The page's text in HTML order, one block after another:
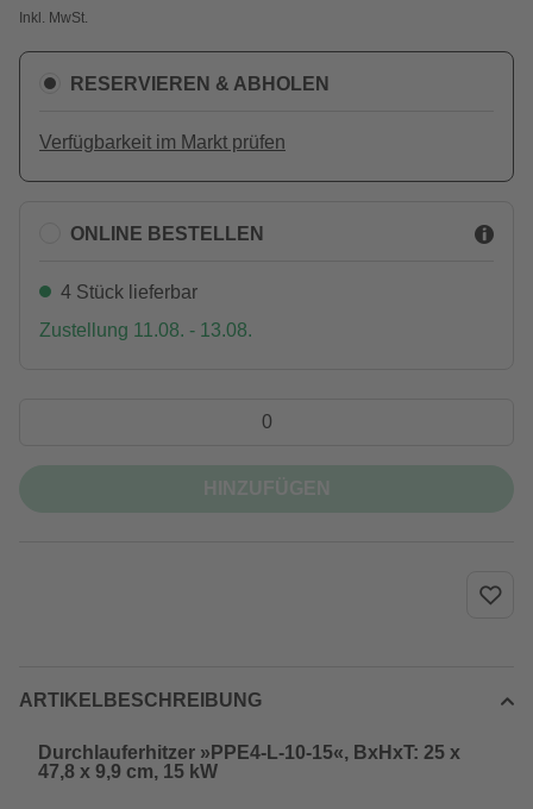
Inkl. MwSt.
RESERVIEREN & ABHOLEN
Verfügbarkeit im Markt prüfen
ONLINE BESTELLEN
4 Stück lieferbar
Zustellung 11.08. - 13.08.
ARTIKELBESCHREIBUNG
Durchlauferhitzer »PPE4-L-10-15«, BxHxT: 25 x
47,8 x 9,9 cm, 15 kW